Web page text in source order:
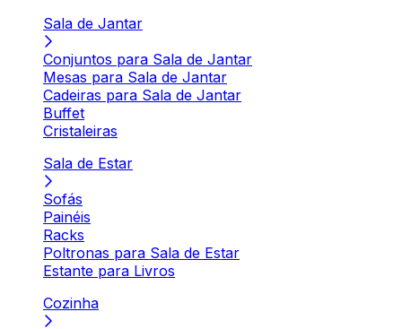
Sala de Jantar
Conjuntos para Sala de Jantar
Mesas para Sala de Jantar
Cadeiras para Sala de Jantar
Buffet
Cristaleiras
Sala de Estar
Sofás
Painéis
Racks
Poltronas para Sala de Estar
Estante para Livros
Cozinha